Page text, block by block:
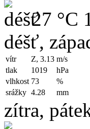
27 °C
déšť,
vítr Z, 3.13 m/s
tlak
1019
hPa
vlhkost 73
%
srážky 4.28 mm
zítra,